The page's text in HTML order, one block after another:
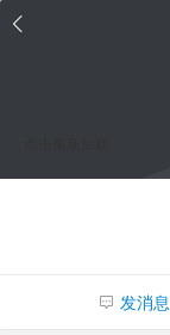
发消息